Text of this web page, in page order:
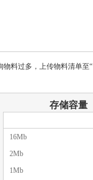
物料过多，上传物料清单至“
存储容量
16Mb
2Mb
1Mb